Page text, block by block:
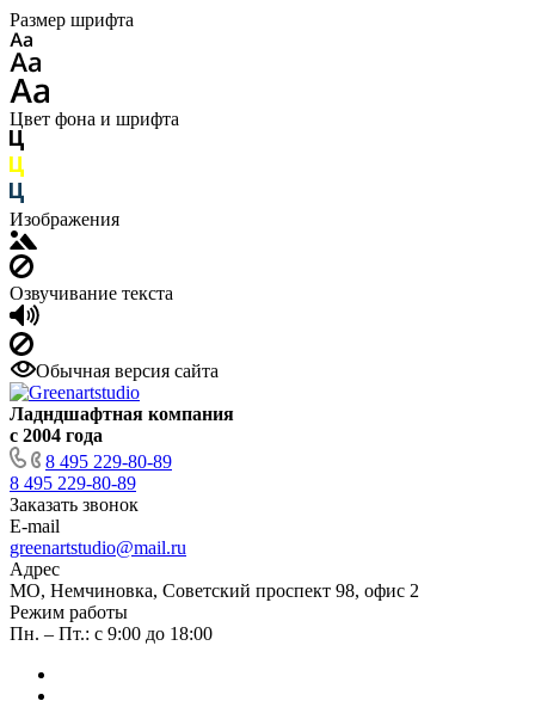
Размер шрифта
Цвет фона и шрифта
Изображения
Озвучивание текста
Обычная версия сайта
Ладндшафтная компания
с 2004 года
8 495 229-80-89
8 495 229-80-89
Заказать звонок
E-mail
greenartstudio@mail.ru
Адрес
МО, Немчиновка, Советский проспект 98, офис 2
Режим работы
Пн. – Пт.: с 9:00 до 18:00